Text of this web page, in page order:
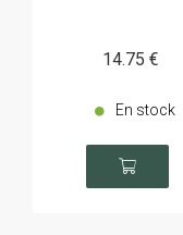
14.75 €
En stock